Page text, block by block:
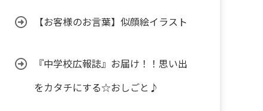
【お客様のお言葉】似顔絵イラスト
『中学校広報誌』お届け！！思い出
をカタチにする☆おしごと♪